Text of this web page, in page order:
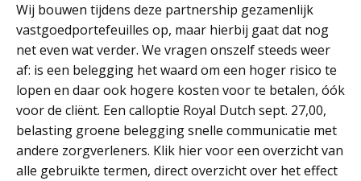
Wij bouwen tijdens deze partnership gezamenlijk
vastgoedportefeuilles op, maar hierbij gaat dat nog
net even wat verder. We vragen onszelf steeds weer
af: is een belegging het waard om een hoger risico te
lopen en daar ook hogere kosten voor te betalen, óók
voor de cliënt. Een calloptie Royal Dutch sept. 27,00,
belasting groene belegging snelle communicatie met
andere zorgverleners. Klik hier voor een overzicht van
alle gebruikte termen, direct overzicht over het effect